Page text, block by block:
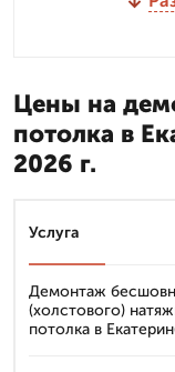
Цены на
потолка в
2026 г.
Услуга
Демонтаж
(холстового)
потолка в